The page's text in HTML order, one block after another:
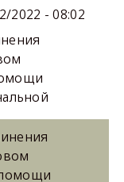
2022 - 08:02